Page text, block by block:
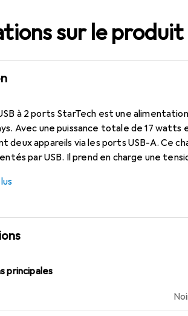
sur le produit
à 2 ports StarTech est une
Avec une puissance totale de 17 watts
deux appareils via les ports USB-A. Ce
par USB. Il prend en charge une
g facilitent le transport du chargeur
principales